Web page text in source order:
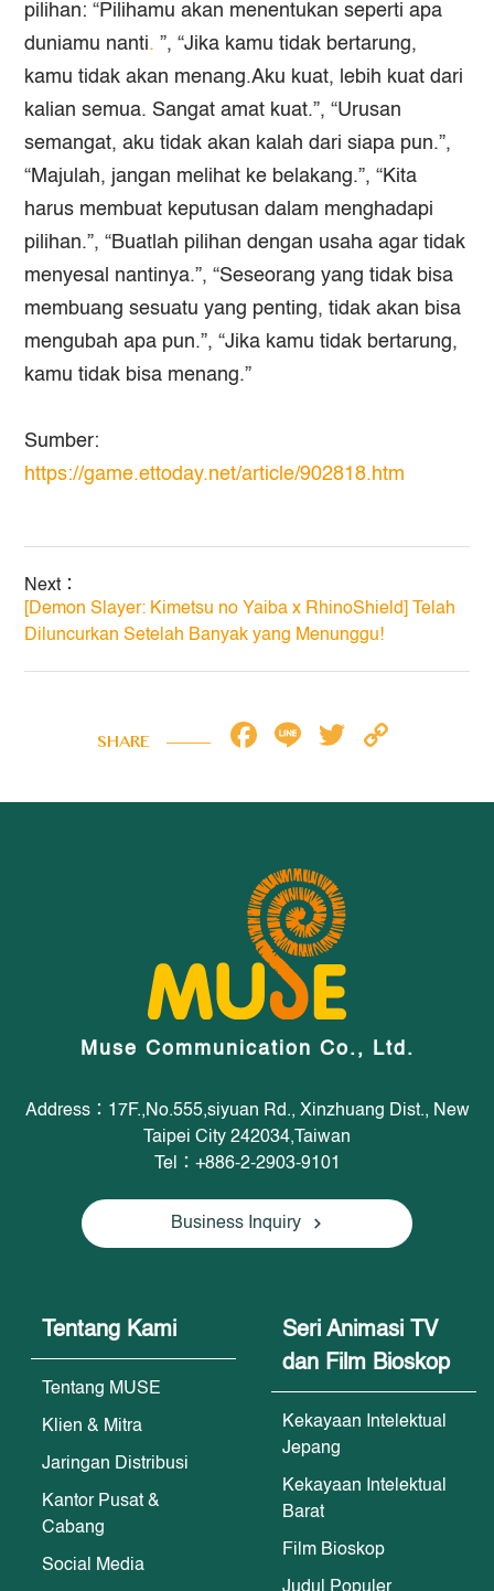
pilihan: “Pilihamu akan menentukan seperti apa
duniamu nanti. ”, “Jika kamu tidak bertarung,
kamu tidak akan menang.Aku kuat, lebih kuat dari
kalian semua. Sangat amat kuat.”, “Urusan
semangat, aku tidak akan kalah dari siapa pun.”,
“Majulah, jangan melihat ke belakang.”, “Kita
harus membuat keputusan dalam menghadapi
pilihan.”, “Buatlah pilihan dengan usaha agar tidak
menyesal nantinya.”, “Seseorang yang tidak bisa
membuang sesuatu yang penting, tidak akan bisa
mengubah apa pun.”, “Jika kamu tidak bertarung,
kamu tidak bisa menang.”
Sumber:
https://game.ettoday.net/article/902818.htm
Next：
[Demon Slayer: Kimetsu no Yaiba x RhinoShield] Telah
Diluncurkan Setelah Banyak yang Menunggu!
SHARE Facebook
LineTwitter
Muse Communication Co., Ltd.
Address：17F.,No.555,siyuan Rd., Xinzhuang Dist., New
Taipei City 242034,Taiwan
Tel：+886-2-2903-9101
Business Inquiry
Tentang Kami
Tentang MUSE
Klien & Mitra
Jaringan Distribusi
Kantor Pusat &
Cabang
Social Media
Seri Animasi TV
dan Film Bioskop
Kekayaan Intelektual
Jepang
Kekayaan Intelektual
Barat
Film Bioskop